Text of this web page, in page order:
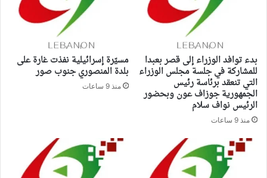
بدء توافد الوزراء إلى قصر بعبدا
للمشاركة في جلسة مجلس الوزراء
التي تنعقد برئاسة رئيس
الجمهورية جوزاف عون وبحضور
الرئيس نواف سلام
منذ 9 ساعات
مسيّرة إسرائيلية نفذت غارة على
بلدة المنصوري جنوب صور
منذ 9 ساعات